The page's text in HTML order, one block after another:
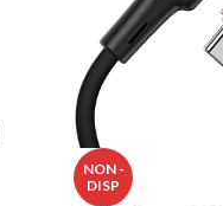
NON -
DISP